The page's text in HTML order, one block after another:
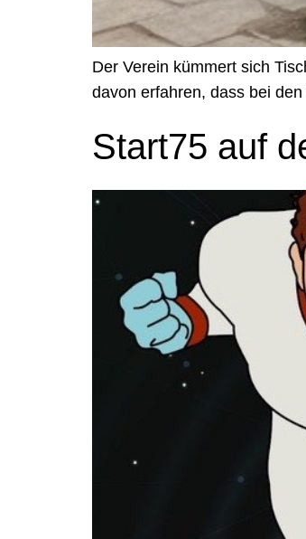
Der Verein kümmert sich
davon erfahren, dass bei
Start75 auf